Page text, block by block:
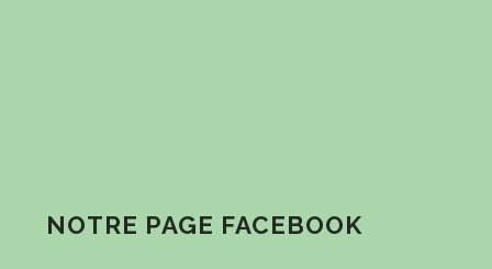
NOTRE PAGE FACEBOOK